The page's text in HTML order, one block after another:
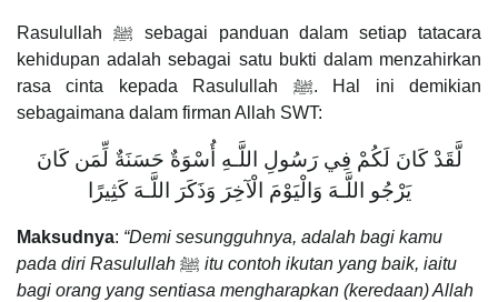
Rasulullah ﷺ sebagai panduan dalam setiap tatacara
kehidupan adalah sebagai satu bukti dalam menzahirkan
rasa cinta kepada Rasulullah ﷺ. Hal ini demikian
sebagaimana dalam firman Allah SWT:
لَّقَدْ كَانَ لَكُمْ فِي رَسُولِ اللَّـهِ أُسْوَةٌ حَسَنَةٌ لِّمَن كَانَ
يَرْجُو اللَّـهَ وَالْيَوْمَ الْآخِرَ وَذَكَرَ اللَّـهَ كَثِيرًا
Maksudnya: “Demi sesungguhnya, adalah bagi kamu
pada diri Rasulullah ﷺ itu contoh ikutan yang baik, iaitu
bagi orang yang sentiasa mengharapkan (keredaan) Allah